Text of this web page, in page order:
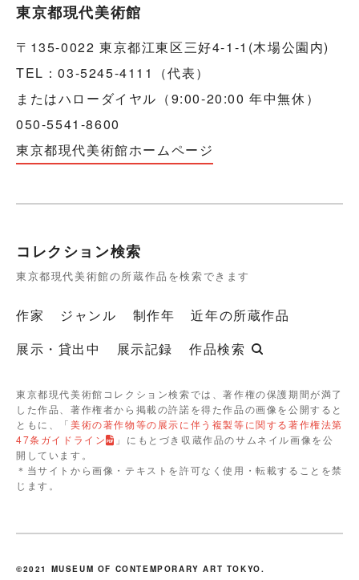
東京都現代美術館
〒135-0022 東京都江東区三好4-1-1(木場公園内)
TEL：03-5245-4111（代表）
またはハローダイヤル（9:00-20:00 年中無休）
050-5541-8600
東京都現代美術館ホームページ
コレクション検索
東京都現代美術館の所蔵作品を検索できます
作家 ジャンル 制作年
近年の所蔵作品
展示・貸出中
展示記録 作品検索
東京都現代美術館コレクション検索では、著作権の保護期間が満了
した作品、著作権者から掲載の許諾を得た作品の画像を公開すると
ともに、「美術の著作物等の展示に伴う複製等に関する著作権法第
47条ガイドライン
」にもとづき収蔵作品のサムネイル画像を公
開しています。
＊当サイトから画像・テキストを許可なく使用・転載することを禁
じます。
©2021 MUSEUM OF CONTEMPORARY ART TOKYO.